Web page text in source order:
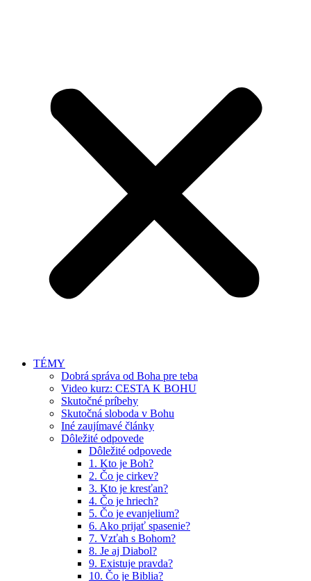
TÉMY
Dobrá správa od Boha pre teba
Video kurz: CESTA K BOHU
Skutočné príbehy
Skutočná sloboda v Bohu
Iné zaujímavé články
Dôležité odpovede
Dôležité odpovede
1. Kto je Boh?
2. Čo je cirkev?
3. Kto je kresťan?
4. Čo je hriech?
5. Čo je evanjelium?
6. Ako prijať spasenie?
7. Vzťah s Bohom?
8. Je aj Diabol?
9. Existuje pravda?
10. Čo je Biblia?